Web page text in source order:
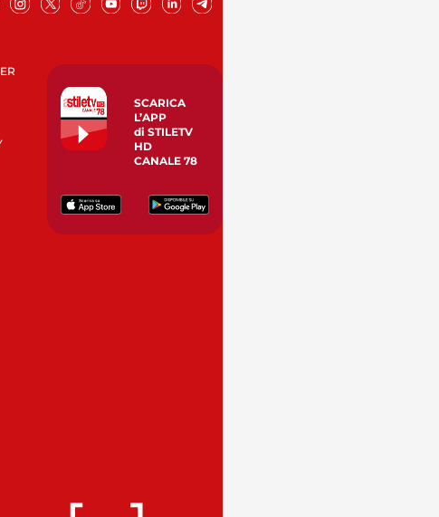
SCARICA
L’APP
di STILETV
HD
CANALE 78